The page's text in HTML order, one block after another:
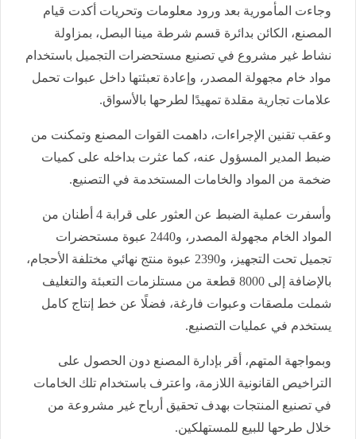
وجاءت المأمورية بعد ورود معلومات وتحريات أكدت قيام
المصنع، الكائن بدائرة قسم شرطة مينا البصل، بمزاولة
نشاط غير مشروع في تصنيع مستحضرات التجميل باستخدام
مواد خام مجهولة المصدر، وإعادة تعبئتها داخل عبوات تحمل
علامات تجارية مقلدة تمهيدًا لطرحها بالأسواق.
وعقب تقنين الإجراءات، داهمت القوات المصنع وتمكنت من
ضبط المدير المسؤول عنه، كما عثرت بداخله على كميات
ضخمة من المواد والخامات المستخدمة في التصنيع.
وأسفرت عملية الضبط عن العثور على قرابة 4 أطنان من
المواد الخام مجهولة المصدر، و2440 عبوة مستحضرات
تجميل تحت التجهيز، و2390 عبوة منتج نهائي مختلفة الأحجام،
بالإضافة إلى 8000 قطعة من مستلزمات التعبئة والتغليف
شملت ملصقات وعبوات فارغة، فضلًا عن خط إنتاج كامل
يستخدم في عمليات التصنيع.
وبمواجهة المتهم، أقر بإدارة المصنع دون الحصول على
التراخيص القانونية اللازمة، واعترف باستخدام تلك الخامات
في تصنيع المنتجات بهدف تحقيق أرباح غير مشروعة من
خلال طرحها للبيع للمستهلكين.